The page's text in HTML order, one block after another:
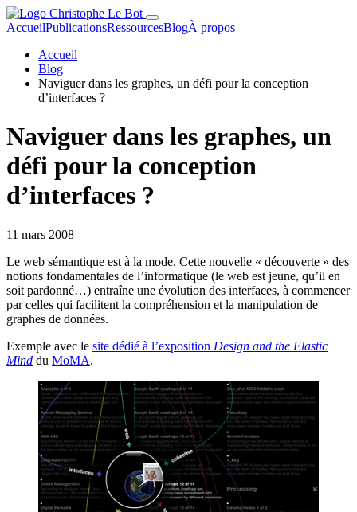
AccueilPublicationsRessourcesBlogÀ propos
Accueil
Blog
Naviguer dans les graphes, un défi pour la conception
d’interfaces ?
Naviguer dans les graphes, un
défi pour la conception
d’interfaces ?
11 mars 2008
Le web sémantique est à la mode. Cette nouvelle « découverte » des
notions fondamentales de l’informatique (le web est jeune, qu’il en
soit pardonné…) entraîne une évolution des interfaces, à commencer
par celles qui facilitent la compréhension et la manipulation de
graphes de données.
Exemple avec le site dédié à l’exposition Design and the Elastic
Mind du MoMA.